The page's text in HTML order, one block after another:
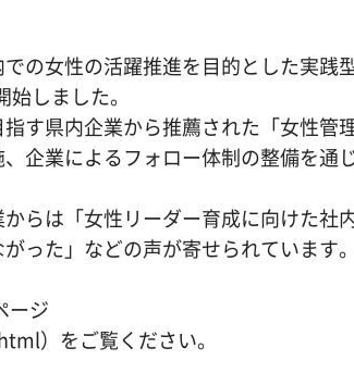
の女性の活躍推進を目的とした実践
しました。
す県内企業から推薦された「女性管
企業によるフォロー体制の整備を通
らは「女性リーダー育成に向けた社
った」などの声が寄せられています
ージ
）をご覧ください。